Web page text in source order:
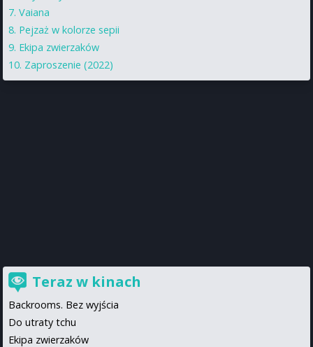
Vaiana
Pejzaż w kolorze sepii
Ekipa zwierzaków
Zaproszenie (2022)
Teraz w kinach
Backrooms. Bez wyjścia
Do utraty tchu
Ekipa zwierzaków